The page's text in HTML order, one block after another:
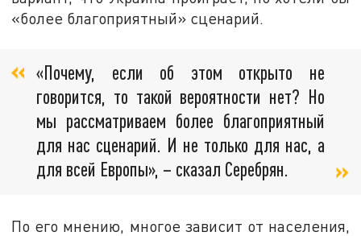
«более благоприятный» сценарий.
«Почему, если об этом открыто не
говорится, то такой вероятности нет? Но
мы рассматриваем более благоприятный
для нас сценарий. И не только для нас, а
для всей Европы», – сказал Серебрян.
По его мнению, многое зависит от населения,